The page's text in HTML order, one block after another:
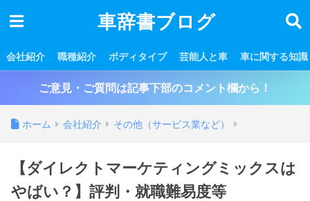
車辞書ブログ
会社紹介 職種紹介 ボディタイプ 芸能人と車 車に関する知識
ご意見・ご質問は記事下部のコメント欄から！
ホーム 会社紹介 その他（サービス業など）
【ダイレクトマーケティングミックスは
やばい？】評判・就職難易度等